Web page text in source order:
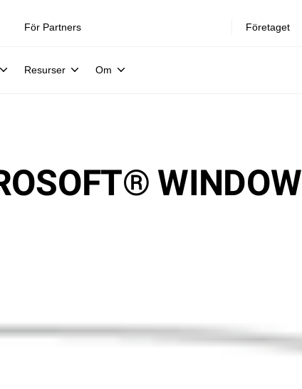
Resurser Om
För Partners Företaget